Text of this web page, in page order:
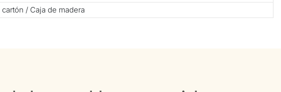
cartón / Caja de madera